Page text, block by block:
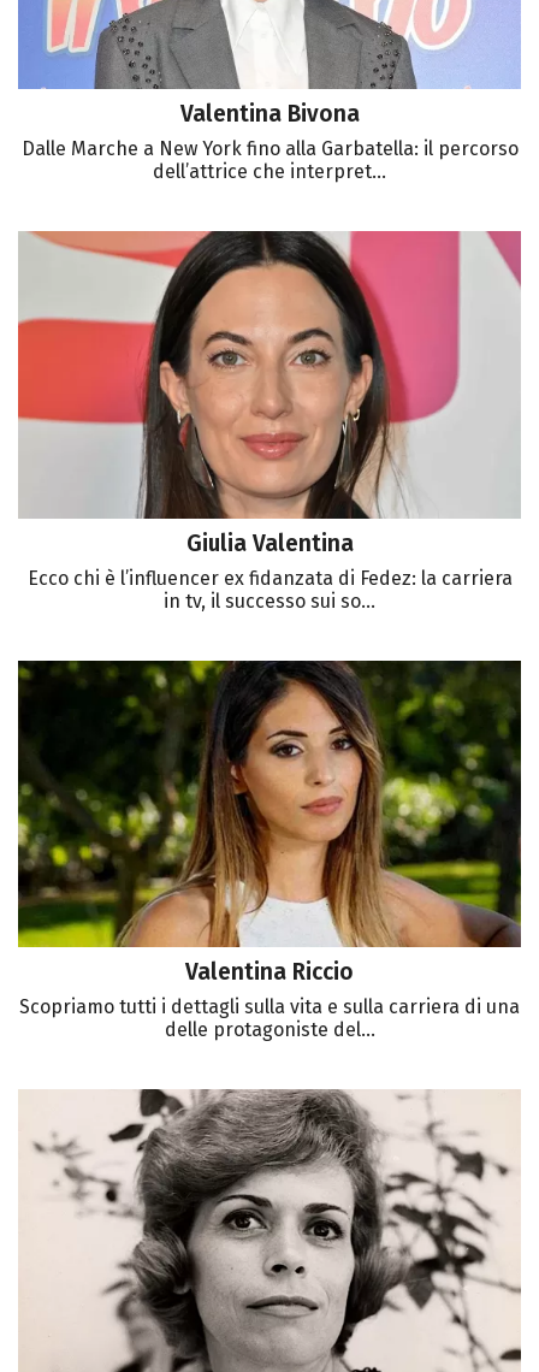
Valentina Bivona
Dalle Marche a New York fino alla Garbatella: il percorso
dell’attrice che interpret...
Giulia Valentina
Ecco chi è l’influencer ex fidanzata di Fedez: la carriera
in tv, il successo sui so...
Valentina Riccio
Scopriamo tutti i dettagli sulla vita e sulla carriera di una
delle protagoniste del...